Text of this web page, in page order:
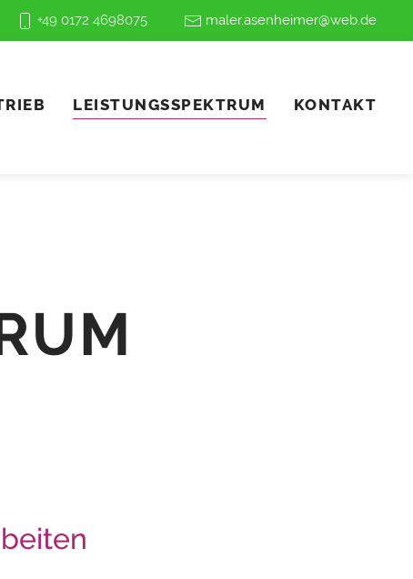
+49 0172 4698075 maler.asenheimer@web.de
LEISTUNGSSPEKTRUM KONTAKT